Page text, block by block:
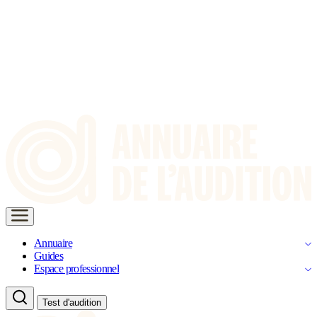
Annuaire
Guides
Espace professionnel
Test d'audition